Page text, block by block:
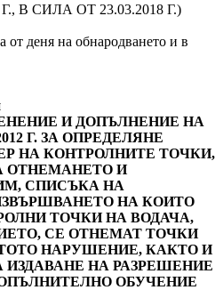
В СИЛА ОТ 23.03.2018 Г.)
от деня на обнародването и в
И ДОПЪЛНЕНИЕ НА
Г. ЗА ОПРЕДЕЛЯНЕ
НА КОНТРОЛНИТЕ ТОЧКИ,
ОТНЕМАНЕТО И
СПИСЪКА НА
НА КОИТО
ТОЧКИ НА ВОДАЧА,
СЕ ОТНЕМАТ ТОЧКИ
НАРУШЕНИЕ, КАКТО И
ИЗДАВАНЕ НА РАЗРЕШЕНИЕ
ОБУЧЕНИЕ